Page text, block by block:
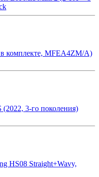
комплекте, MFEA4ZM/A)
3-го поколения)
HS08 Straight+Wavy,